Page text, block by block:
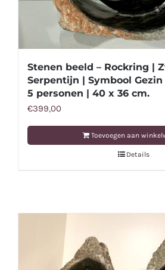
Stenen beeld – Rockring |
Serpentijn | Symbool
5 personen | 40 x 36 cm.
€399,00
Toevoegen aan
Details